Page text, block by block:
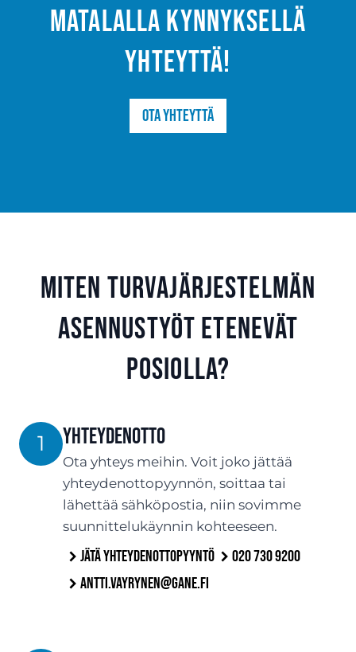
matalalla kynnyksellä
yhteyttä!
Ota yhteyttä
Miten turvajärjestelmän
asennustyöt etenevät
Posiolla?
1 Yhteydenotto
Ota yhteys meihin. Voit joko jättää
yhteydenottopyynnön, soittaa tai
lähettää sähköpostia, niin sovimme
suunnittelukäynnin kohteeseen.
Jätä yhteydenottopyyntö
020 730 9200
antti.vayrynen@gane.fi